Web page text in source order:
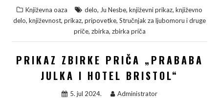
c
b
o
o
t
t
e
n
k
e
d
I
p
y
L
i
n
a
e
Književna oaza delo, Ju Nesbe, književni prikaz, književno
delo, književnost, prikaz, pripovetke, Stručnjak za ljubomoru i druge
priče, zbirka, zbirka priča
PRIKAZ ZBIRKE PRIČA „PRABABA
JULKA I HOTEL BRISTOL“
5. jul 2024. Administrator